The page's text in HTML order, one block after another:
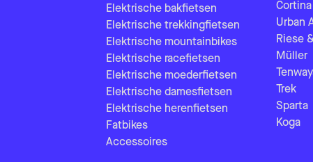
Elektrische bakfietsen
Elektrische trekkingfietsen
Elektrische mountainbikes
Elektrische racefietsen
Elektrische moederfietsen
Elektrische damesfietsen
Elektrische herenfietsen
Fatbikes
Accessoires
Cortina
Urban
Riese
Müller
Trek
Sparta
Koga